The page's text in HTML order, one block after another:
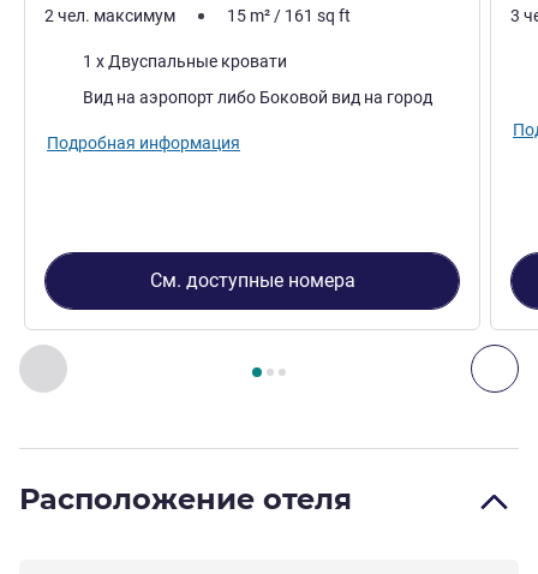
Назад - Номер
Страница , Номер 1 : Номер Standard с 1
2 чел. максимум 15 m²/ 161 sq ft
Постель1 x Двуспальные кровати
Виды:
Вид на аэропорт либо Боковой вид на город
Подробная информация
См. доступные номера
3
Расположение отеля